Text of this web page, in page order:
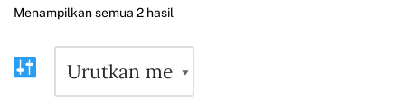
Menampilkan semua 2 hasil